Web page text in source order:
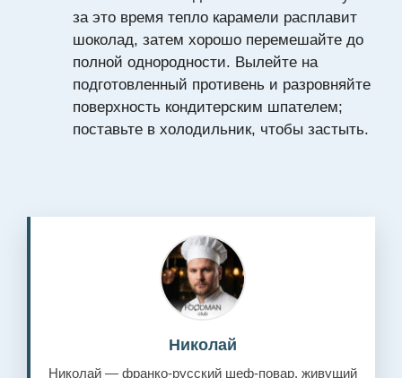
за это время тепло карамели расплавит
шоколад, затем хорошо перемешайте до
полной однородности. Вылейте на
подготовленный противень и разровняйте
поверхность кондитерским шпателем;
поставьте в холодильник, чтобы застыть.
Николай
Николай — франко-русский шеф-повар, живущий